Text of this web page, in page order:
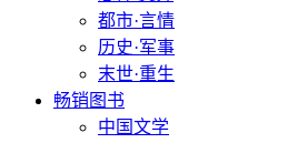
都市·言情
历史·军事
末世·重生
畅销图书
中国文学